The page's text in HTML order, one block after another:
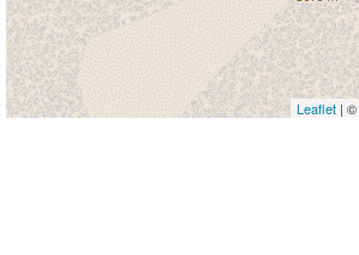
Leaflet | ©